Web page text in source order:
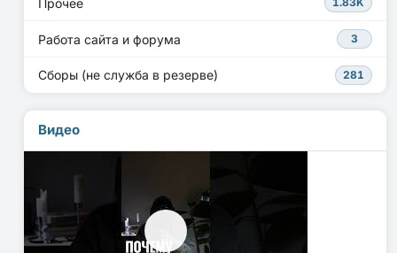
Работа сайта и форума 3
Сборы (не служба в резерве) 281
Видео